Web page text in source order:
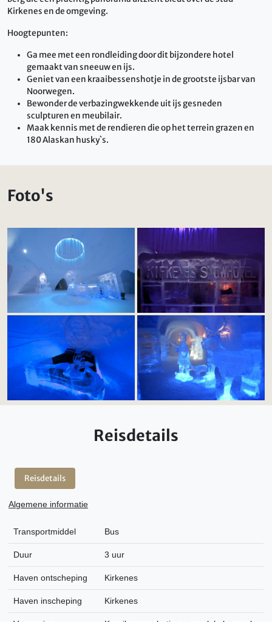
Kirkenes en de omgeving.
Hoogtepunten:
Ga mee met een rondleiding door dit bijzondere hotel
gemaakt van sneeuw en ijs.
Geniet van een kraaibessenshotje in de grootste ijsbar van
Noorwegen.
Bewonder de verbazingwekkende uit ijs gesneden
sculpturen en meubilair.
Maak kennis met de rendieren die op het terrein grazen en
180 Alaskan husky`s.
Foto's
Reisdetails
Reisdetails
Algemene informatie
Transportmiddel Bus
Duur 3 uur
Haven ontscheping Kirkenes
Haven inscheping Kirkenes